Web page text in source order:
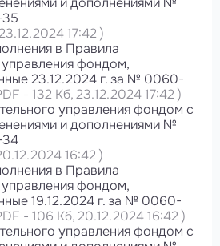
17:42 )
в Правила
фондом,
23.12.2024 г. за № 0060-
- 132 Кб, 23.12.2024 17:42 )
управления фондом с
и дополнениями №
16:42 )
в Правила
фондом,
19.12.2024 г. за № 0060-
- 106 Кб, 20.12.2024 16:42 )
управления фондом с